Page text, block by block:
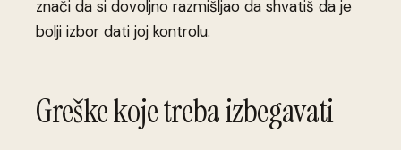
znači da si dovoljno razmišljao da shvatiš da je
bolji izbor dati joj kontrolu.
Greške koje treba izbegavati